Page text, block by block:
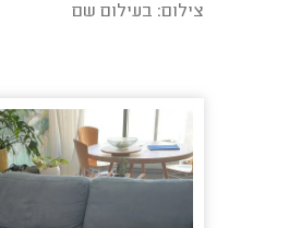
צילום: בעילום שם